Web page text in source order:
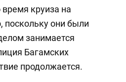
круиза на
поскольку они были
занимается
Багамских
продолжается.